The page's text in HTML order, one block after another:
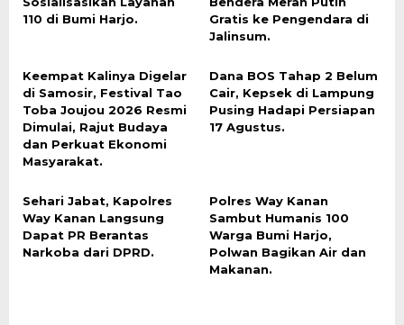
110 di Bumi Harjo.
Gratis ke Pengendara di
Jalinsum.
Keempat Kalinya Digelar
di Samosir, Festival Tao
Toba Joujou 2026 Resmi
Dimulai, Rajut Budaya
dan Perkuat Ekonomi
Masyarakat.
Dana BOS Tahap 2 Belum
Cair, Kepsek di Lampung
Pusing Hadapi Persiapan
17 Agustus.
Sehari Jabat, Kapolres
Way Kanan Langsung
Dapat PR Berantas
Narkoba dari DPRD.
Polres Way Kanan
Sambut Humanis 100
Warga Bumi Harjo,
Polwan Bagikan Air dan
Makanan.